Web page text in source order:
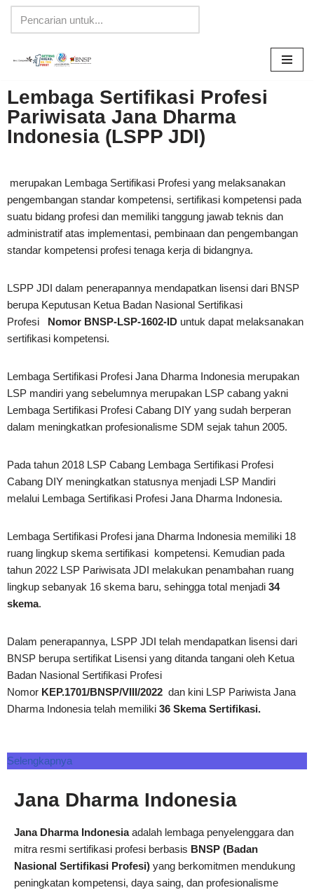
Lompat
Lembaga Sertifikasi Profesi
Pariwisata Jana Dharma
Indonesia (LSPP JDI)
merupakan Lembaga Sertifikasi Profesi yang melaksanakan
pengembangan standar kompetensi, sertifikasi kompetensi pada
suatu bidang profesi dan memiliki tanggung jawab teknis dan
administratif atas implementasi, pembinaan dan pengembangan
standar kompetensi profesi tenaga kerja di bidangnya.
LSPP JDI dalam penerapannya mendapatkan lisensi dari BNSP
berupa Keputusan Ketua Badan Nasional Sertifikasi
Profesi
Nomor BNSP-LSP-1602-ID untuk dapat melaksanakan
sertifikasi kompetensi.
Lembaga Sertifikasi Profesi Jana Dharma Indonesia merupakan
LSP mandiri yang sebelumnya merupakan LSP cabang yakni
Lembaga Sertifikasi Profesi Cabang DIY yang sudah berperan
dalam meningkatkan profesionalisme SDM sejak tahun 2005.
Pada tahun 2018 LSP Cabang Lembaga Sertifikasi Profesi
Cabang DIY meningkatkan statusnya menjadi LSP Mandiri
melalui Lembaga Sertifikasi Profesi Jana Dharma Indonesia.
Lembaga Sertifikasi Profesi jana Dharma Indonesia memiliki 18
ruang lingkup skema sertifikasi kompetensi. Kemudian pada
tahun 2022 LSP Pariwisata JDI melakukan penambahan ruang
lingkup sebanyak 16 skema baru, sehingga total menjadi 34
skema.
Dalam penerapannya, LSPP JDI telah mendapatkan lisensi dari
BNSP berupa sertifikat Lisensi yang ditanda tangani oleh Ketua
Badan Nasional Sertifikasi Profesi
Nomor KEP.1701/BNSP/VIII/2022 dan kini LSP Pariwista Jana
Dharma Indonesia telah memiliki 36 Skema Sertifikasi.
Selengkapnya
Jana Dharma Indonesia
Jana Dharma Indonesiaadalah lembaga penyelenggara dan
mitra resmi sertifikasi profesi berbasis BNSP (Badan
Nasional Sertifikasi Profesi) yang berkomitmen mendukung
peningkatan kompetensi, daya saing, dan profesionalisme